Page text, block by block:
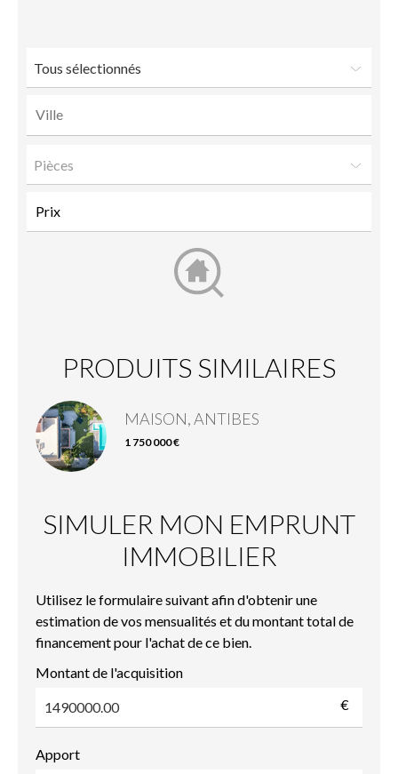
Tous sélectionnés
Pièces
PRODUITS SIMILAIRES
MAISON, ANTIBES
1 750 000 €
SIMULER MON EMPRUNT
IMMOBILIER
Utilisez le formulaire suivant afin d'obtenir une
estimation de vos mensualités et du montant total de
financement pour l'achat de ce bien.
Montant de l'acquisition
€
Apport